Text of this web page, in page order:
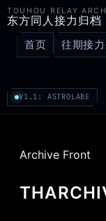
TOUHOU RELAY
东方同人接力归档
首页 往期接
V1.1: ASTROLABE
Archive Front